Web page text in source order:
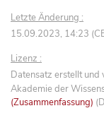
Letzte Änderung :
15.09.2023, 14:23
Lizenz :
Datensatz erstellt und
Akademie der
(Zusammenfassung)